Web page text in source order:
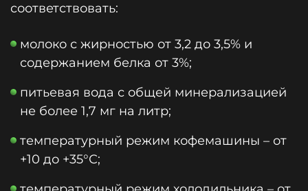
соответствовать:
молоко с жирностью от 3,2 до 3,5% и
содержанием белка от 3%;
питьевая вода с общей минерализацией
не более 1,7 мг на литр;
температурный режим кофемашины – от
+10 до +35°С;